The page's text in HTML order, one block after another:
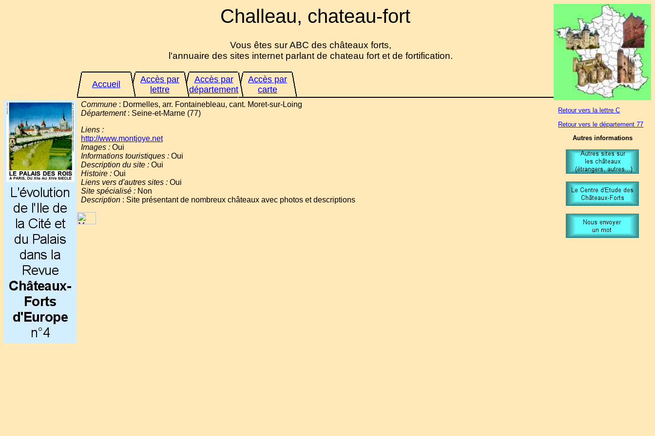
Challeau, chateau-fort
Vous êtes sur ABC des châteaux forts,
l'annuaire des sites internet parlant de chateau fort et de fortification.
Accueil
Accès par
lettre
Accès par
département
Accès par
carte
Commune : Dormelles, arr. Fontainebleau, cant. Moret-sur-Loing
Département: Seine-et-Marne (77)
Liens :
http://www.montjoye.net
Images : Oui
Informations touristiques : Oui
Description du site : Oui
Histoire : Oui
Liens vers d'autres sites : Oui
Site spécialisé : Non
Description : Site présentant de nombreux châteaux avec photos et descriptions
Retour vers la lettre C
Retour vers le département 77
Autres informations